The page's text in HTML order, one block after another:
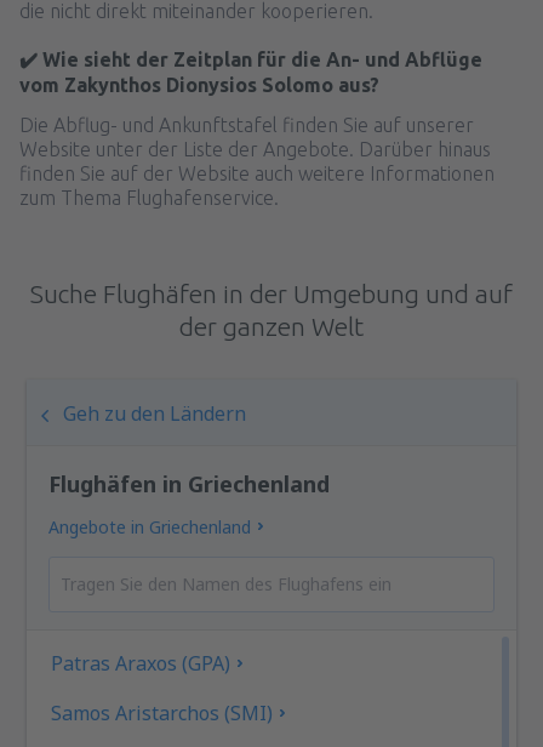
die nicht direkt miteinander kooperieren.
✔️ Wie sieht der Zeitplan für die An- und Abflüge
vom Zakynthos Dionysios Solomo aus?
Die Abflug- und Ankunftstafel finden Sie auf unserer
Website unter der Liste der Angebote. Darüber hinaus
finden Sie auf der Website auch weitere Informationen
zum Thema Flughafenservice.
Suche Flughäfen in der Umgebung und auf
der ganzen Welt
Geh zu den Ländern
Flughäfen in Griechenland
Angebote in Griechenland
Patras Araxos (GPA)
Samos Aristarchos (SMI)